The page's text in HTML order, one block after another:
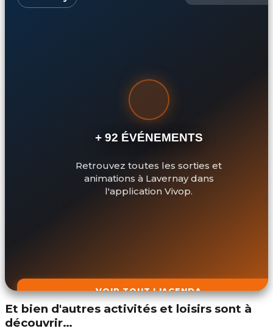
+ 92 ÉVÉNEMENTS
Retrouvez toutes les sorties et
animations à Lavernay dans
l'application Vivop.
VOIR TOUT L'AGENDA
Et bien d'autres activités et loisirs sont à
découvrir…